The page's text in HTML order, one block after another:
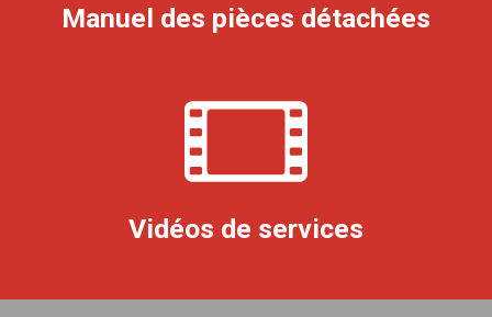
Manuel des pièces détachées
Vidéos de services